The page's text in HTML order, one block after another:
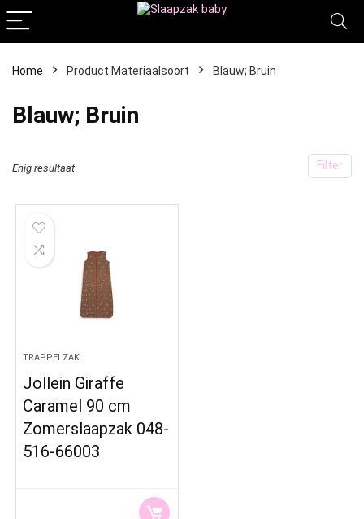
Home Product Materiaalsoort ‎Blauw; Bruin
‎Blauw; Bruin
Filter
Enig resultaat
TRAPPELZAK
Jollein Giraffe
Caramel 90 cm
Zomerslaapzak 048-
516-66003